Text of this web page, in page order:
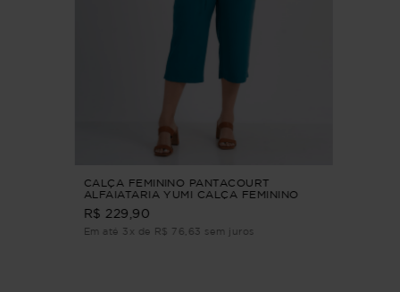
CALÇA FEMININO PANTACOURT
ALFAIATARIA YUMI CALÇA FEMININO
PANTACOURT ALFAIATARIA Verde M
R$ 229,90
Em até 3x de R$ 76,63 sem juros